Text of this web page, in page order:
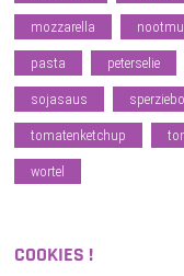
mozzarella
pasta peterselie
sojasaus
tomatenketchup
wortel
COOKIES !